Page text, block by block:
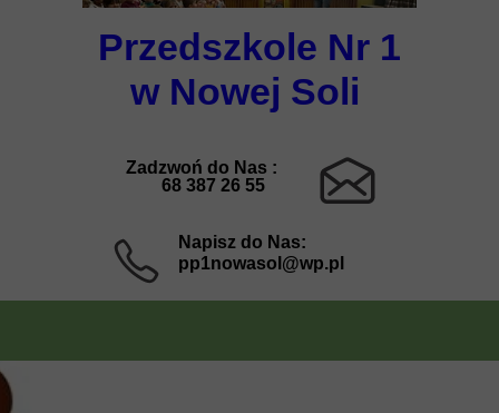
Napisz do Nas:
pp1nowasol@wp.pl
Zadzwoń do Nas :
68 387 26 55
Przedszkole Nr 1
w Nowej Soli